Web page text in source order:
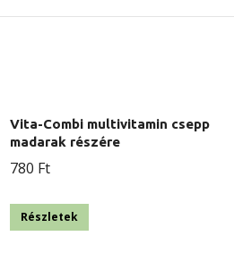
Vita-Combi multivitamin csepp
madarak részére
780 Ft
Részletek